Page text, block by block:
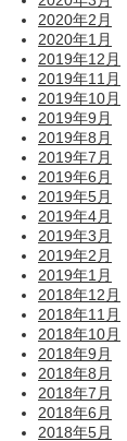
2020年2月
2020年1月
2019年12月
2019年11月
2019年10月
2019年9月
2019年8月
2019年7月
2019年6月
2019年5月
2019年4月
2019年3月
2019年2月
2019年1月
2018年12月
2018年11月
2018年10月
2018年9月
2018年8月
2018年7月
2018年6月
2018年5月